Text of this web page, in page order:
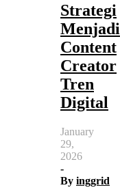
Strategi
Menjadi
Content
Creator
Tren
Digital
January
29,
2026
-
By inggrid